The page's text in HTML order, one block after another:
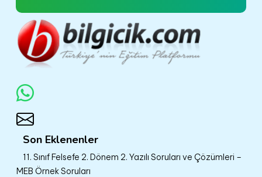
Son Eklenenler
11. Sınıf Felsefe 2. Dönem 2. Yazılı Soruları ve Çözümleri –
MEB Örnek Soruları